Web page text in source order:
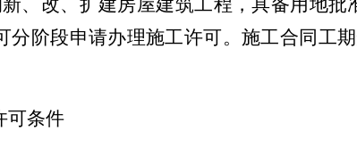
新、 改、扩建房屋建筑工程，具备用地批
分阶段申请办理施工许可。施工合同工
可条件